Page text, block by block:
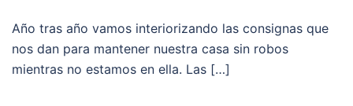
Año tras año vamos interiorizando las consignas que
nos dan para mantener nuestra casa sin robos
mientras no estamos en ella. Las […]